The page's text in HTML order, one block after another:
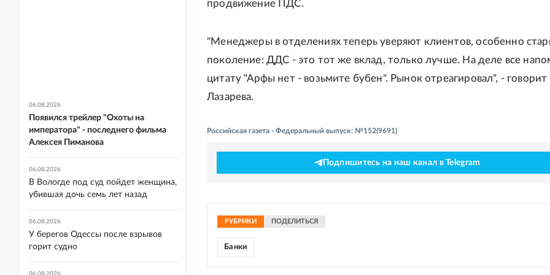
продвижение ПДС.
"Менеджеры в отделениях теперь уверяют клиентов, особенно
поколение: ДДС - это тот же вклад, только лучше. На деле все
цитату "Арфы нет - возьмите бубен". Рынок отреагировал", - говорит
Лазарева.
Российская газета - Федеральный выпуск: №152(9691)
Подпишитесь на наш канал в Telegram
РУБРИКИ ПОДЕЛИТЬСЯ
Банки
06.08.2026
Появился трейлер "Охоты на
императора" - последнего фильма
Алексея Пиманова
06.08.2026
В Вологде под суд пойдет женщина,
убившая дочь семь лет назад
06.08.2026
У берегов Одессы после взрывов
горит судно
06.08.2026